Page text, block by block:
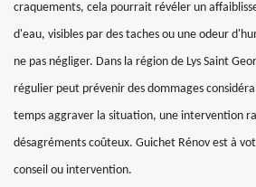
craquements, cela pourrait révéler un
d'eau, visibles par des taches ou une odeur
ne pas négliger. Dans la région de Lys Saint
régulier peut prévenir des dommages
temps aggraver la situation, une intervention
désagréments coûteux. Guichet Rénov est à
conseil ou intervention.